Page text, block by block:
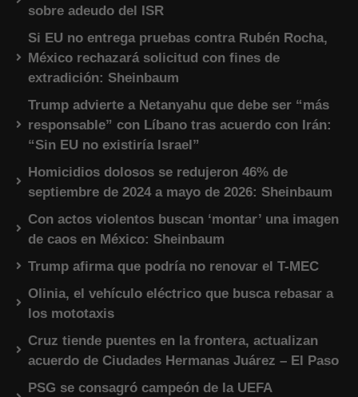
sobre adeudo del ISR
Si EU no entrega pruebas contra Rubén Rocha,
México rechazará solicitud con fines de
extradición: Sheinbaum
Trump advierte a Netanyahu que debe ser “más
responsable” con Líbano tras acuerdo con Irán:
“Sin EU no existiría Israel”
Homicidios dolosos se redujeron 46% de
septiembre de 2024 a mayo de 2026: Sheinbaum
Con actos violentos buscan ‘montar’ una imagen
de caos en México: Sheinbaum
Trump afirma que podría no renovar el T-MEC
Olinia, el vehículo eléctrico que busca rebasar a
los mototaxis
Cruz tiende puentes en la frontera, actualizan
acuerdo de Ciudades Hermanas Juárez – El Paso
PSG se consagró campeón de la UEFA